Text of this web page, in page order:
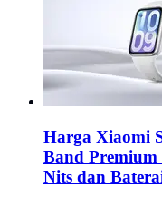
Harga Xiaomi
Band
Nits dan